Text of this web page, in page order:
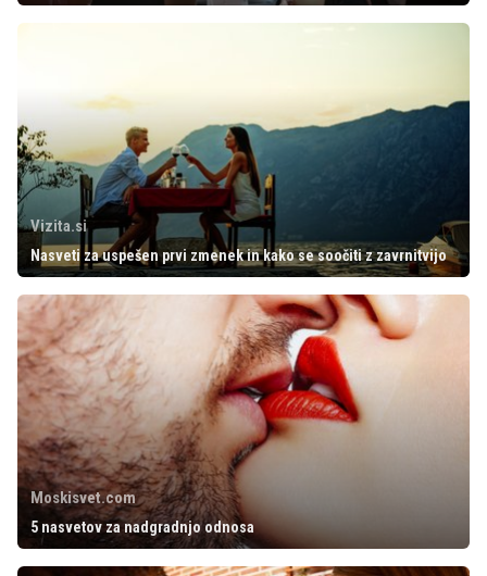
Vizita.si
Nasveti za uspešen prvi zmenek in kako se soočiti z zavrnitvijo
Moskisvet.com
5 nasvetov za nadgradnjo odnosa